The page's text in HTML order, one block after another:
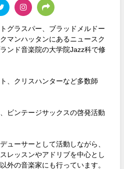
グラスパー、ブラッドメルドー
マンハッタンにあるニュースク
ンド音楽院の大学院Jazz科で修
、クリスハンターなど多数師
ビンテージサックスの啓発活動
ューサーとして活動しながら、
レッスンやアドリブを中心とし
外の音楽家にも行っています。